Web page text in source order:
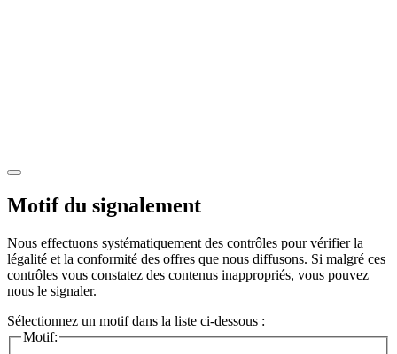
Motif du signalement
Nous effectuons systématiquement des contrôles pour vérifier la
légalité et la conformité des offres que nous diffusons. Si malgré ces
contrôles vous constatez des contenus inappropriés, vous pouvez
nous le signaler.
Sélectionnez un motif dans la liste ci-dessous :
Motif: